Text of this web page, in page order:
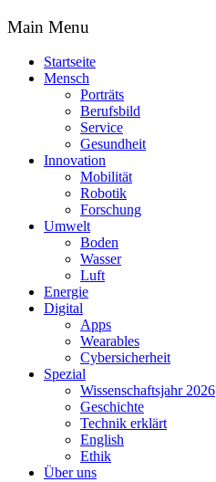
Main Menu
Startseite
Mensch
Porträts
Berufsbild
Service
Gesundheit
Innovation
Mobilität
Robotik
Forschung
Umwelt
Boden
Wasser
Luft
Energie
Digital
Apps
Wearables
Cybersicherheit
Spezial
Wissenschaftsjahr 2026
Geschichte
Technik erklärt
English
Ethik
Über uns